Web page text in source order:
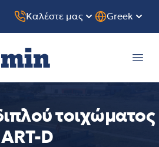
Καλέστε μας Greek
τοιχώματος
ART-D